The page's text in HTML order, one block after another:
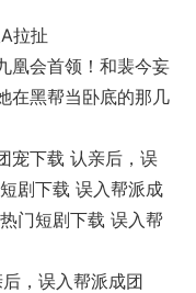
拉扯
凰会首领！和裴今妄
在黑帮当卧底的那几
宠下载 认亲后，误
剧下载 误入帮派成
门短剧下载 误入帮
，误入帮派成团